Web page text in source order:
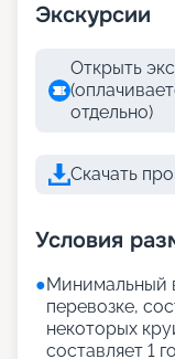
Экскурсии
Открыть
отдельно)
Скачать
Условия
●Минимальный
перевозке,
некоторых
составляет 1